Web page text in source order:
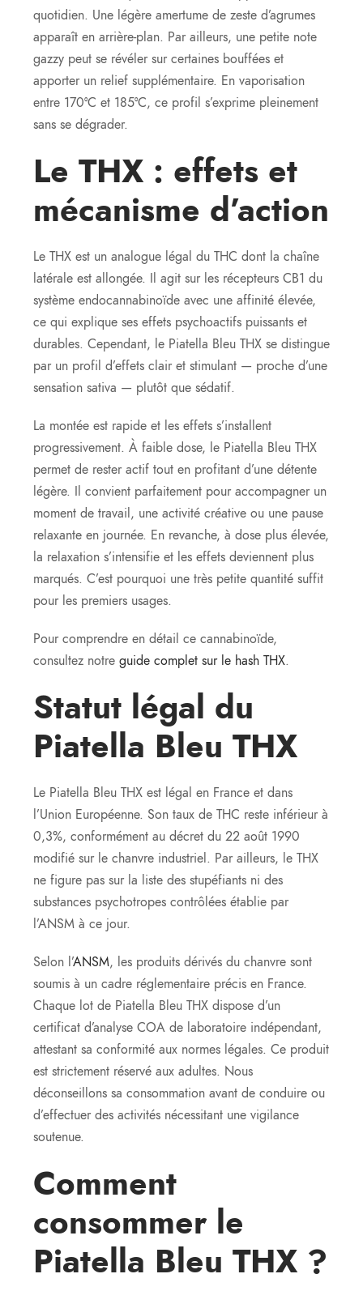
quotidien. Une légère amertume de zeste d’agrumes
apparaît en arrière-plan. Par ailleurs, une petite note
gazzy peut se révéler sur certaines bouffées et
apporter un relief supplémentaire. En vaporisation
entre 170°C et 185°C, ce profil s’exprime pleinement
sans se dégrader.
Le THX : effets et
mécanisme d’action
Le THX est un analogue légal du THC dont la chaîne
latérale est allongée. Il agit sur les récepteurs CB1 du
système endocannabinoïde avec une affinité élevée,
ce qui explique ses effets psychoactifs puissants et
durables. Cependant, le Piatella Bleu THX se distingue
par un profil d’effets clair et stimulant — proche d’une
sensation sativa — plutôt que sédatif.
La montée est rapide et les effets s’installent
progressivement. À faible dose, le Piatella Bleu THX
permet de rester actif tout en profitant d’une détente
légère. Il convient parfaitement pour accompagner un
moment de travail, une activité créative ou une pause
relaxante en journée. En revanche, à dose plus élevée,
la relaxation s’intensifie et les effets deviennent plus
marqués. C’est pourquoi une très petite quantité suffit
pour les premiers usages.
Pour comprendre en détail ce cannabinoïde,
consultez notre guide complet sur le hash THX.
Statut légal du
Piatella Bleu THX
Le Piatella Bleu THX est légal en France et dans
l’Union Européenne. Son taux de THC reste inférieur à
0,3%, conformément au décret du 22 août 1990
modifié sur le chanvre industriel. Par ailleurs, le THX
ne figure pas sur la liste des stupéfiants ni des
substances psychotropes contrôlées établie par
l’ANSM à ce jour.
Selon l’ANSM, les produits dérivés du chanvre sont
soumis à un cadre réglementaire précis en France.
Chaque lot de Piatella Bleu THX dispose d’un
certificat d’analyse COA de laboratoire indépendant,
attestant sa conformité aux normes légales. Ce produit
est strictement réservé aux adultes. Nous
déconseillons sa consommation avant de conduire ou
d’effectuer des activités nécessitant une vigilance
soutenue.
Comment
consommer le
Piatella Bleu THX ?